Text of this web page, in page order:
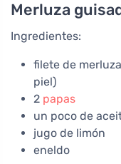
Merluza
Ingredientes:
filete de
piel)
2 papas
un poco de
jugo de limón
eneldo